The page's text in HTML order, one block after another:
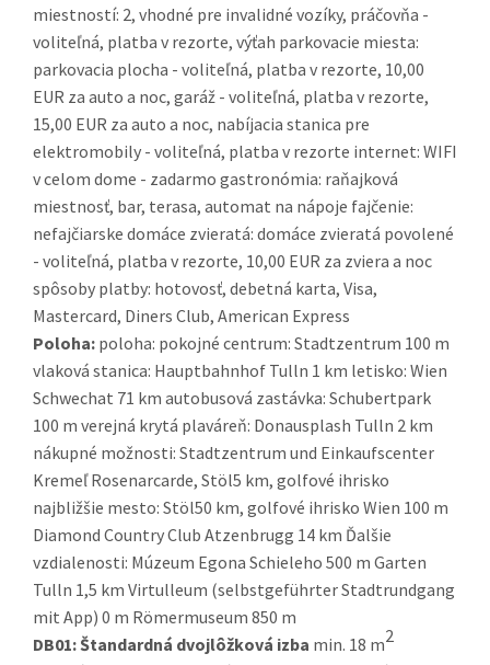
miestností: 2, vhodné pre invalidné vozíky, práčovňa -
voliteľná, platba v rezorte, výťah parkovacie miesta:
parkovacia plocha - voliteľná, platba v rezorte, 10,00
EUR za auto a noc, garáž - voliteľná, platba v rezorte,
15,00 EUR za auto a noc, nabíjacia stanica pre
elektromobily - voliteľná, platba v rezorte internet: WIFI
v celom dome - zadarmo gastronómia: raňajková
miestnosť, bar, terasa, automat na nápoje fajčenie:
nefajčiarske domáce zvieratá: domáce zvieratá povolené
- voliteľná, platba v rezorte, 10,00 EUR za zviera a noc
spôsoby platby: hotovosť, debetná karta, Visa,
Mastercard, Diners Club, American Express
Poloha: poloha: pokojné centrum: Stadtzentrum 100 m
vlaková stanica: Hauptbahnhof Tulln 1 km letisko: Wien
Schwechat 71 km autobusová zastávka: Schubertpark
100 m verejná krytá plaváreň: Donausplash Tulln 2 km
nákupné možnosti: Stadtzentrum und Einkaufscenter
Kremeľ Rosenarcarde, Stöl5 km, golfové ihrisko
najbližšie mesto: Stöl50 km, golfové ihrisko Wien 100 m
Diamond Country Club Atzenbrugg 14 km Ďalšie
vzdialenosti: Múzeum Egona Schieleho 500 m Garten
Tulln 1,5 km Virtulleum (selbstgeführter Stadtrundgang
mit App) 0 m Römermuseum 850 m
DB01:Štandardná dvojlôžková izba min. 18 m2